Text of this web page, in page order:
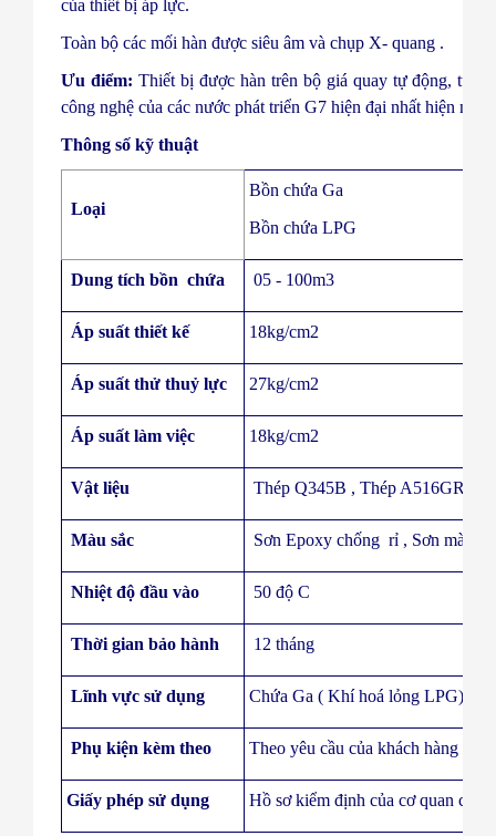
của thiết bị áp lực.
Toàn bộ các mối hàn được siêu âm và chụp X- quang .
Ưu điểm: Thiết bị được hàn trên bộ giá quay tự động, tự
công nghệ của các nước phát triển G7 hiện đại nhất hiện nay.
Thông số kỹ thuật
Loại
Bồn chứa Ga
Bồn chứa LPG
Dung tích bồn chứa 05 - 100m3
Áp suất thiết kế 18kg/cm2
Áp suất thử thuỷ lực 27kg/cm2
Áp suất làm việc 18kg/cm2
Vật liệu Thép Q345B , Thép A516GR70
Màu sắc Sơn Epoxy chống rỉ , Sơn màu
Nhiệt độ đầu vào 50 độ C
Thời gian bảo hành 12 tháng
Lĩnh vực sử dụng Chứa Ga ( Khí hoá lỏng LPG)
Phụ kiện kèm theo Theo yêu cầu của khách hàng
Giấy phép sử dụng Hồ sơ kiểm định của cơ quan chức